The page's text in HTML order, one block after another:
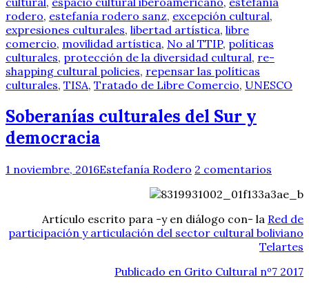
rodero, estefanía rodero sanz, excepción cultural,
expresiones culturales, libertad artística, libre
comercio, movilidad artística, No al TTIP, políticas
culturales, protección de la diversidad cultural, re-
shapping cultural policies, repensar las políticas
culturales, TISA, Tratado de Libre Comercio, UNESCO
Soberanías culturales del Sur y
democracia
1 noviembre, 2016Estefanía Rodero 2 comentarios
Artículo escrito para -y en diálogo con- la Red de
participación y articulación del sector cultural boliviano
Telartes
Publicado en Grito Cultural nº7 2017